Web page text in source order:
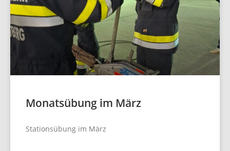
Monatsübung im März
Stationsübung im März